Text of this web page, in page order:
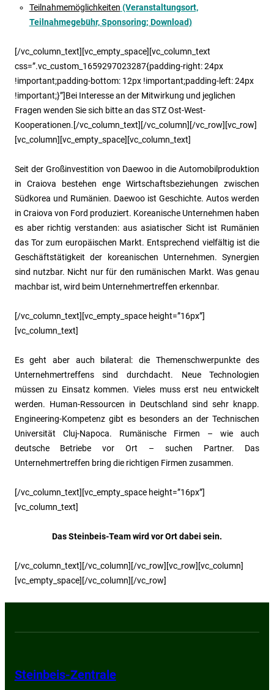
Teilnahmemöglichkeiten (Veranstaltungsort,
Teilnahmegebühr, Sponsoring; Download)
[/vc_column_text][vc_empty_space][vc_column_text
css=”.vc_custom_1659297023287{padding-right: 24px
!important;padding-bottom: 12px !important;padding-left: 24px
!important;}”]Bei Interesse an der Mitwirkung und jeglichen
Fragen wenden Sie sich bitte an das STZ Ost-West-
Kooperationen.[/vc_column_text][/vc_column][/vc_row][vc_row]
[vc_column][vc_empty_space][vc_column_text]
Seit der Großinvestition von Daewoo in die Automobilproduktion
in Craiova bestehen enge Wirtschaftsbeziehungen zwischen
Südkorea und Rumänien. Daewoo ist Geschichte. Autos werden
in Craiova von Ford produziert. Koreanische Unternehmen haben
es aber richtig verstanden: aus asiatischer Sicht ist Rumänien
das Tor zum europäischen Markt. Entsprechend vielfältig ist die
Geschäftstätigkeit der koreanischen Unternehmen. Synergien
sind nutzbar. Nicht nur für den rumänischen Markt. Was genau
machbar ist, wird beim Unternehmertreffen erkennbar.
[/vc_column_text][vc_empty_space height=”16px”]
[vc_column_text]
Es geht aber auch bilateral: die Themenschwerpunkte des
Unternehmertreffens sind durchdacht. Neue Technologien
müssen zu Einsatz kommen. Vieles muss erst neu entwickelt
werden. Human-Ressourcen in Deutschland sind sehr knapp.
Engineering-Kompetenz gibt es besonders an der Technischen
Universität Cluj-Napoca. Rumänische Firmen – wie auch
deutsche Betriebe vor Ort – suchen Partner. Das
Unternehmertreffen bring die richtigen Firmen zusammen.
[/vc_column_text][vc_empty_space height=”16px”]
[vc_column_text]
Das Steinbeis-Team wird vor Ort dabei sein.
[/vc_column_text][/vc_column][/vc_row][vc_row][vc_column]
[vc_empty_space][/vc_column][/vc_row]
Steinbeis-Zentrale